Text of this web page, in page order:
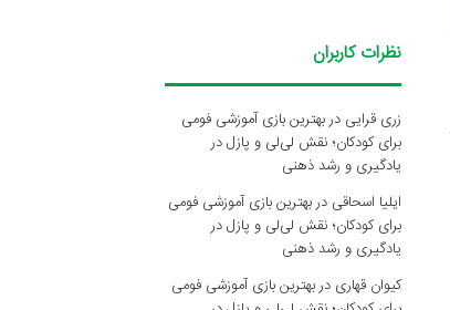
نظرات کاربران
زری قرایی دربهترین بازی آموزشی فومی
برای کودکان؛ نقش لی‌لی و پازل در
یادگیری و رشد ذهنی
ایلیا اسحاقی دربهترین بازی آموزشی فومی
برای کودکان؛ نقش لی‌لی و پازل در
یادگیری و رشد ذهنی
کیوان قهاری دربهترین بازی آموزشی فومی